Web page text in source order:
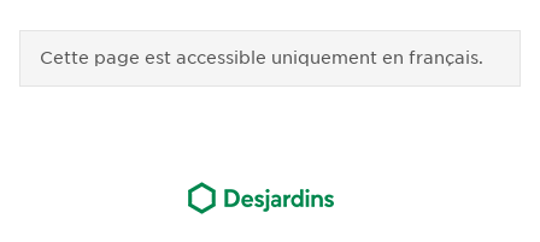
Cette page est accessible uniquement en français.